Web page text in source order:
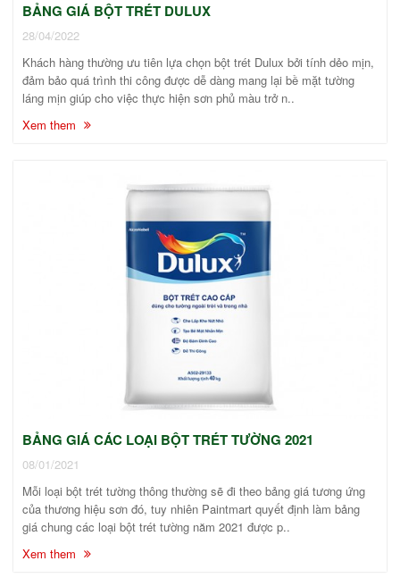
BẢNG GIÁ BỘT TRÉT DULUX
28/04/2022
Khách hàng thường ưu tiên lựa chọn bột trét Dulux bởi tính dẻo mịn,
đảm bảo quá trình thi công được dễ dàng mang lại bề mặt tường
láng mịn giúp cho việc thực hiện sơn phủ màu trở n..
Xem them
BẢNG GIÁ CÁC LOẠI BỘT TRÉT TƯỜNG 2021
08/01/2021
Mỗi loại bột trét tường thông thường sẽ đi theo bảng giá tương ứng
của thương hiệu sơn đó, tuy nhiên Paintmart quyết định làm bảng
giá chung các loại bột trét tường năm 2021 được p..
Xem them